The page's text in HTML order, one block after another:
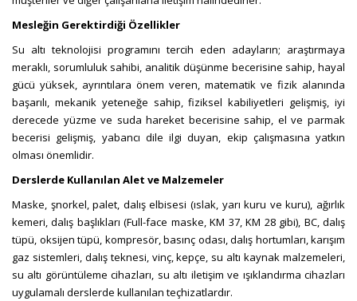
Mesleğin Gerektirdiği Özellikler
Su altı teknolojisi programını tercih eden adayların; araştırmaya
meraklı, sorumluluk sahibi, analitik düşünme becerisine sahip, hayal
gücü yüksek, ayrıntılara önem veren, matematik ve fizik alanında
başarılı, mekanik yeteneğe sahip, fiziksel kabiliyetleri gelişmiş, iyi
derecede yüzme ve suda hareket becerisine sahip, el ve parmak
becerisi gelişmiş, yabancı dile ilgi duyan, ekip çalışmasına yatkın
olması önemlidir.
Derslerde Kullanılan Alet ve Malzemeler
Maske, şnorkel, palet, dalış elbisesi (ıslak, yarı kuru ve kuru), ağırlık
kemeri, dalış başlıkları (Full-face maske, KM 37, KM 28 gibi), BC, dalış
tüpü, oksijen tüpü, kompresör, basınç odası, dalış hortumları, karışım
gaz sistemleri, dalış teknesi, vinç, kepçe, su altı kaynak malzemeleri,
su altı görüntüleme cihazları, su altı iletişim ve ışıklandırma cihazları
uygulamalı derslerde kullanılan teçhizatlardır.